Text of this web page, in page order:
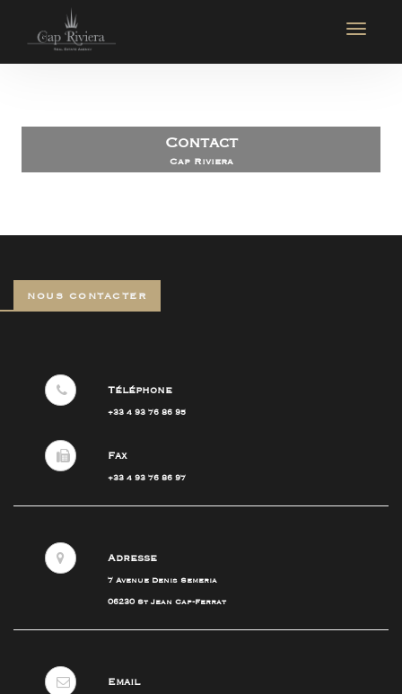
Contact
Cap Riviera
NOUS CONTACTER
Téléphone
+33 4 93 76 86 95
Fax
+33 4 93 76 86 97
Adresse
7 Avenue Denis Semeria
06230 St Jean Cap-Ferrat
Email